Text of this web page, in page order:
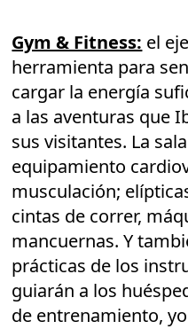
Gym & Fitness: el
herramienta para
cargar la energía
a las aventuras que
sus visitantes. La
equipamiento
musculación;
cintas de correr,
mancuernas. Y
prácticas de los
guiarán a los
de entrenamiento,